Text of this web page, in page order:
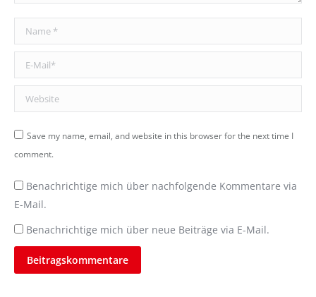
Name *
E-Mail *
Website
Save my name, email, and website in this browser for the next time I
comment.
Benachrichtige mich über nachfolgende Kommentare via
E-Mail.
Benachrichtige mich über neue Beiträge via E-Mail.
Beitragskommentare